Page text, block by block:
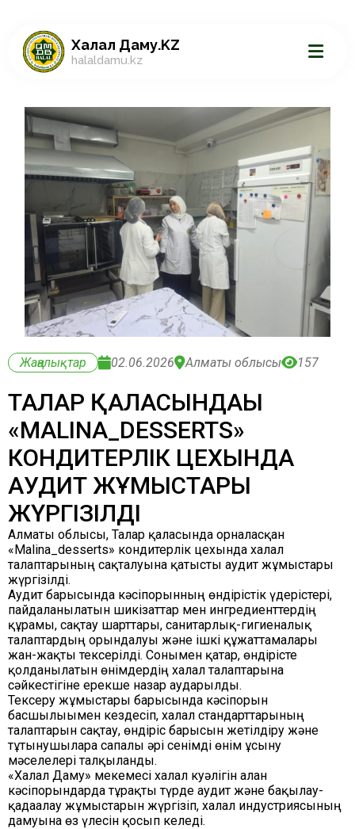
Халал Даму.KZ
halaldamu.kz
Жаңалықтар 02.06.2026 Алматы облысы 157
ТАЛҒАР ҚАЛАСЫНДАҒЫ
«MALINA_DESSERTS»
КОНДИТЕРЛІК ЦЕХЫНДА
АУДИТ ЖҰМЫСТАРЫ
ЖҮРГІЗІЛДІ
Алматы облысы, Талғар қаласында орналасқан
«Malina_desserts» кондитерлік цехында халал
талаптарының сақталуына қатысты аудит жұмыстары
жүргізілді.
Аудит барысында кәсіпорынның өндірістік үдерістері,
пайдаланылатын шикізаттар мен ингредиенттердің
құрамы, сақтау шарттары, санитарлық-гигиеналық
талаптардың орындалуы және ішкі құжаттамалары
жан-жақты тексерілді. Сонымен қатар, өндірісте
қолданылатын өнімдердің халал талаптарына
сәйкестігіне ерекше назар аударылды.
Тексеру жұмыстары барысында кәсіпорын
басшылығымен кездесіп, халал стандарттарының
талаптарын сақтау, өндіріс барысын жетілдіру және
тұтынушыларға сапалы әрі сенімді өнім ұсыну
мәселелері талқыланды.
«Халал Даму» мекемесі халал куәлігін алған
кәсіпорындарда тұрақты түрде аудит және бақылау-
қадағалау жұмыстарын жүргізіп, халал индустриясының
дамуына өз үлесін қосып келеді.